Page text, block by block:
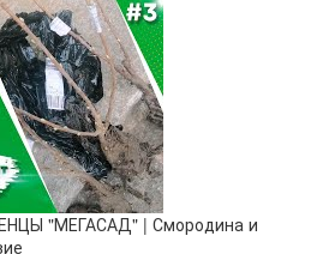
"МЕГАСАД" | Смородина и